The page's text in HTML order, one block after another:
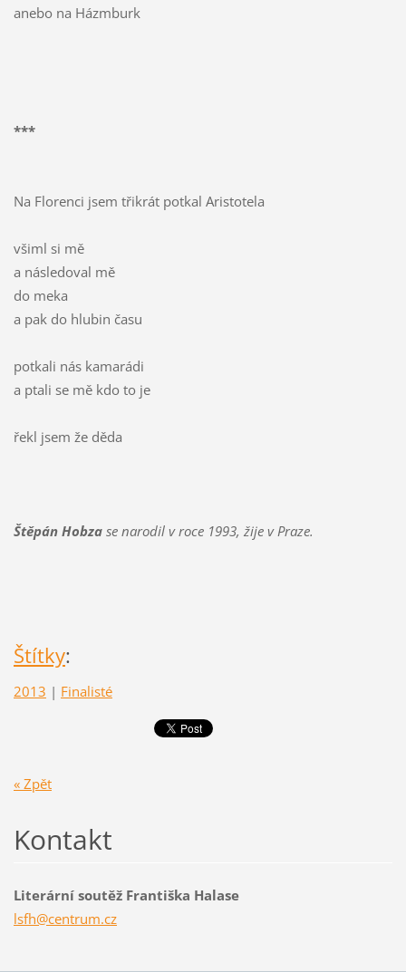
anebo na Házmburk
***
Na Florenci jsem třikrát potkal Aristotela
všiml si mě
a následoval mě
do meka
a pak do hlubin času
potkali nás kamarádi
a ptali se mě kdo to je
řekl jsem že děda
Štěpán Hobza se narodil v roce 1993, žije v Praze.
Štítky:
2013 | Finalisté
« Zpět
Kontakt
Literární soutěž Františka Halase
lsfh@centrum.cz